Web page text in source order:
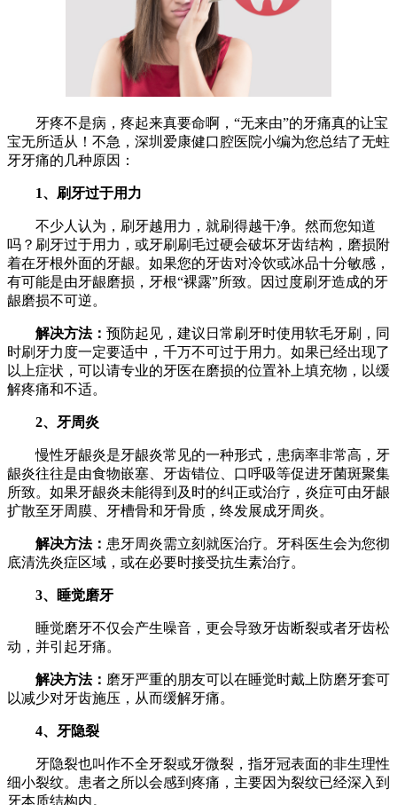
牙疼不是病，疼起来真要命啊，“无来由”的牙痛真的让宝
宝无所适从！不急，深圳爱康健口腔医院小编为您总结了无蛀
牙牙痛的几种原因：
1、 刷牙过于用力
不少人认为，刷牙越用力，就刷得越干净。然而您知道
吗？刷牙过于用力，或牙刷刷毛过硬会破坏牙齿结构，磨损附
着在牙根外面的牙龈。如果您的牙齿对冷饮或冰品十分敏感，
有可能是由牙龈磨损，牙根“裸露”所致。因过度刷牙造成的牙
龈磨损不可逆。
解决方法： 预防起见，建议日常刷牙时使用软毛牙刷，同
时刷牙力度一定要适中，千万不可过于用力。如果已经出现了
以上症状，可以请专业的牙医在磨损的位置补上填充物，以缓
解疼痛和不适。
2、 牙周炎
慢性牙龈炎是牙龈炎常见的一种形式，患病率非常高，牙
龈炎往往是由食物嵌塞、牙齿错位、口呼吸等促进牙菌斑聚集
所致。如果牙龈炎未能得到及时的纠正或治疗，炎症可由牙龈
扩散至牙周膜、牙槽骨和牙骨质，终发展成牙周炎。
解决方法： 患牙周炎需立刻就医治疗。牙科医生会为您彻
底清洗炎症区域，或在必要时接受抗生素治疗。
3、 睡觉磨牙
睡觉磨牙不仅会产生噪音，更会导致牙齿断裂或者牙齿松
动，并引起牙痛。
解决方法： 磨牙严重的朋友可以在睡觉时戴上防磨牙套可
以减少对牙齿施压，从而缓解牙痛。
4、 牙隐裂
牙隐裂也叫作不全牙裂或牙微裂，指牙冠表面的非生理性
细小裂纹。患者之所以会感到疼痛，主要因为裂纹已经深入到
牙本质结构内。